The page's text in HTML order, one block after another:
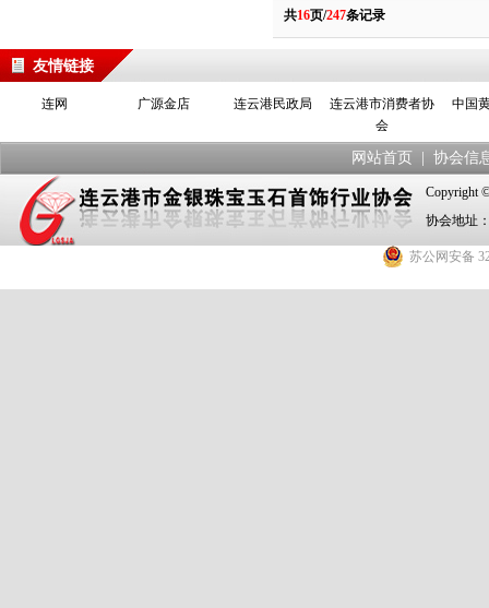
共16页/247条记录
友情链接
连网 广源金店 连云港民政局
连云港市消费者协
会
中国
网站首页 协会信
Copyright
协会地址
苏公网安备